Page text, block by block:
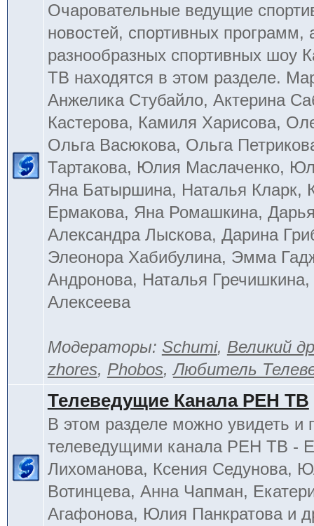
Очаровательные ведущие
новостей, спортивных программ,
разнообразных спортивных шоу
ТВ находятся в этом разделе.
Анжелика Стубайло, Актерина
Кастерова, Камиля Харисова,
Ольга Васюкова, Ольга
Тартакова, Юлия Маслаченко,
Яна Батыршина, Наталья Кларк,
Ермакова, Яна Ромашкина,
Александра Лыскова, Дарина
Элеонора Хабибулина, Эмма
Андронова, Наталья
Алексеева
Модераторы: Schumi, Великий
zhores, Phobos,Любитель
Телеведущие Канала РЕН ТВ
В этом разделе можно увидеть и
телеведущими канала РЕН ТВ -
Лихоманова, Ксения Седунова,
Вотинцева, Анна Чапман,
Агафонова, Юлия Панкратова и